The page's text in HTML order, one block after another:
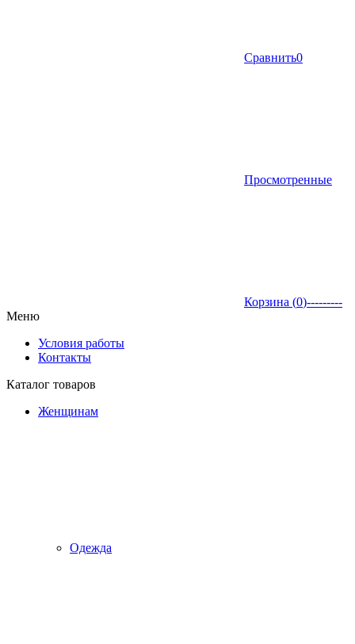
Сравнить0
Просмотренные
Корзина (0)---------
Меню
Условия работы
Контакты
Каталог товаров
Женщинам
Одежда